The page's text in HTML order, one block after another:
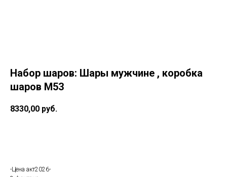
Набор шаров: Шары мужчине , коробка
шаров М53
8330,00 руб.
-Цена акт2026-